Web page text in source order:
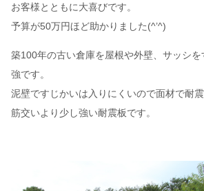
お客様とともに大喜びです。
予算が50万円ほど助かりました(^’^)
築100年の古い倉庫を屋根や外壁、サッシ
強です。
泥壁ですじかいは入りにくいので面材で耐震
筋交いより少し強い耐震板です。